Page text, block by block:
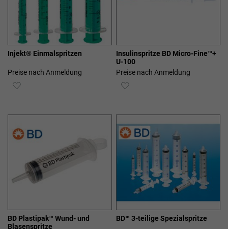
Injekt® Einmalspritzen
Preise nach Anmeldung
ZUR
Insulinspritze BD Micro-Fine™+
U-100
Preise nach Anmeldung
ZUR
BD Plastipak™ Wund- und
Blasenspritze
BD™ 3-teilige Spezialspritze